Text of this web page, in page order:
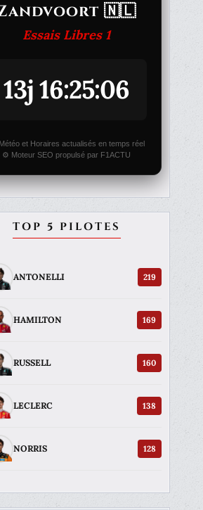
🇳🇱
Essais Libres 1
13j 16:25:06
et Horaires actualisés en temps réel
⚙️ Moteur SEO propulsé par F1ACTU
TOP 5 PILOTES
ANTONELLI 219
HAMILTON 169
RUSSELL 160
LECLERC 138
NORRIS 128